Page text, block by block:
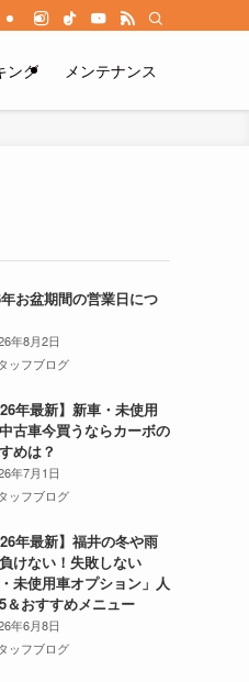
ング メンテナンス
お盆期間の営業日につ
年8月2日
ッフブログ
年最新】新車・未使用
古車今買うならカーボの
めは？
年7月1日
ッフブログ
年最新】福井の冬や雨
けない！失敗しない
・未使用車オプション」人
＆おすすめメニュー
年6月8日
ッフブログ